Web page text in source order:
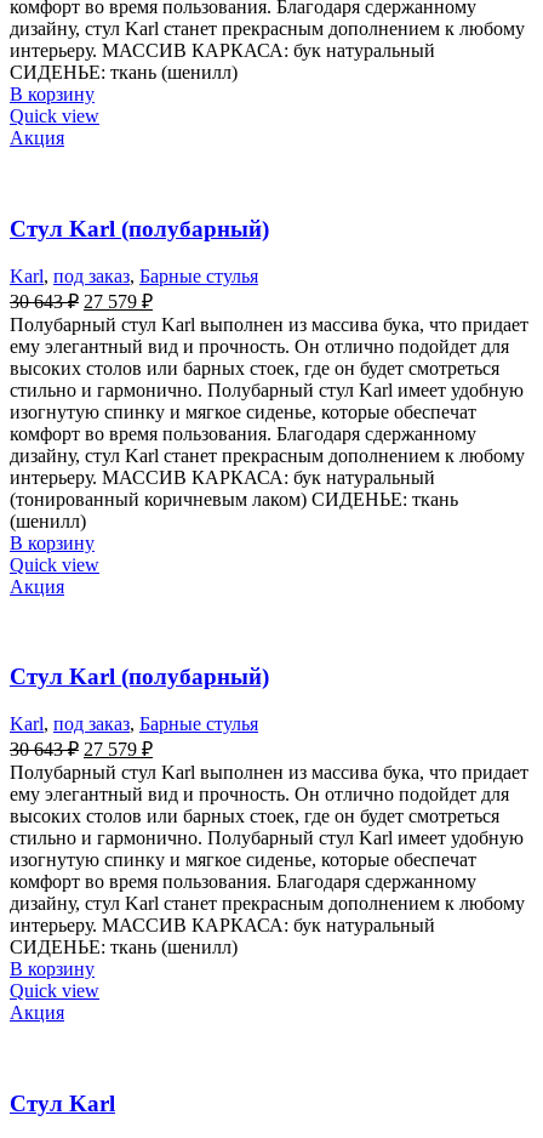
комфорт во время пользования. Благодаря сдержанному
дизайну, стул Karl станет прекрасным дополнением к любому
интерьеру. МАССИВ КАРКАСА: бук натуральный
СИДЕНЬЕ: ткань (шенилл)
В корзину
Quick view
Акция
Стул Karl (полубарный)
Karl, под заказ, Барные стулья
30 643₽ 27 579 ₽
Полубарный стул Karl выполнен из массива бука, что придает
ему элегантный вид и прочность. Он отлично подойдет для
высоких столов или барных стоек, где он будет смотреться
стильно и гармонично. Полубарный стул Karl имеет удобную
изогнутую спинку и мягкое сиденье, которые обеспечат
комфорт во время пользования. Благодаря сдержанному
дизайну, стул Karl станет прекрасным дополнением к любому
интерьеру. МАССИВ КАРКАСА: бук натуральный
(тонированный коричневым лаком) СИДЕНЬЕ: ткань
(шенилл)
В корзину
Quick view
Акция
Стул Karl (полубарный)
Karl, под заказ, Барные стулья
30 643₽ 27 579 ₽
Полубарный стул Karl выполнен из массива бука, что придает
ему элегантный вид и прочность. Он отлично подойдет для
высоких столов или барных стоек, где он будет смотреться
стильно и гармонично. Полубарный стул Karl имеет удобную
изогнутую спинку и мягкое сиденье, которые обеспечат
комфорт во время пользования. Благодаря сдержанному
дизайну, стул Karl станет прекрасным дополнением к любому
интерьеру. МАССИВ КАРКАСА: бук натуральный
СИДЕНЬЕ: ткань (шенилл)
В корзину
Quick view
Акция
Стул Karl